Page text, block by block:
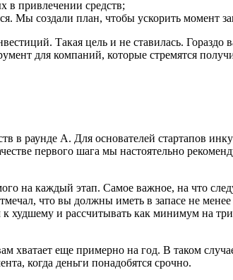
в привлечении средств;
Мы создали план, чтобы ускорить момент
Такая цель и не ставилась. Гораздо
для компаний, которые стремятся
раунде А. Для основателей стартапов
первого шага мы настоятельно
на каждый этап. Самое важное, на что
что вы должны иметь в запасе не
худшему и рассчитывать как минимум на
еще примерно на год. В таком
когда деньги понадобятся срочно.